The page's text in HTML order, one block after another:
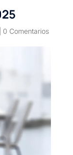
0 Comentarios